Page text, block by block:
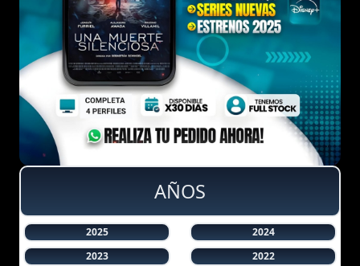
AÑOS
2025
2024
2023
2022